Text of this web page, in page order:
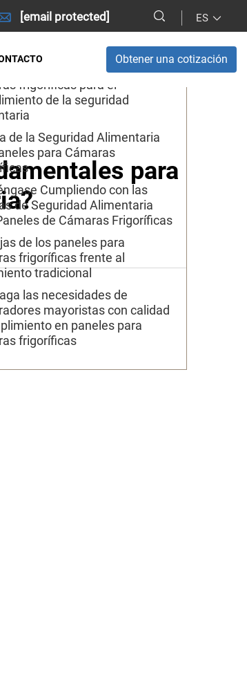
[email protected] ES
Obtener una cotización
para
Contenido
de los paneles para
frigoríficas para el
de la seguridad
de la Seguridad Alimentaria
para Cámaras
Cumpliendo con las
de Seguridad Alimentaria
de Cámaras Frigoríficas
de los paneles para
frigoríficas frente al
tradicional
las necesidades de
mayoristas con calidad
en paneles para
frigoríficas